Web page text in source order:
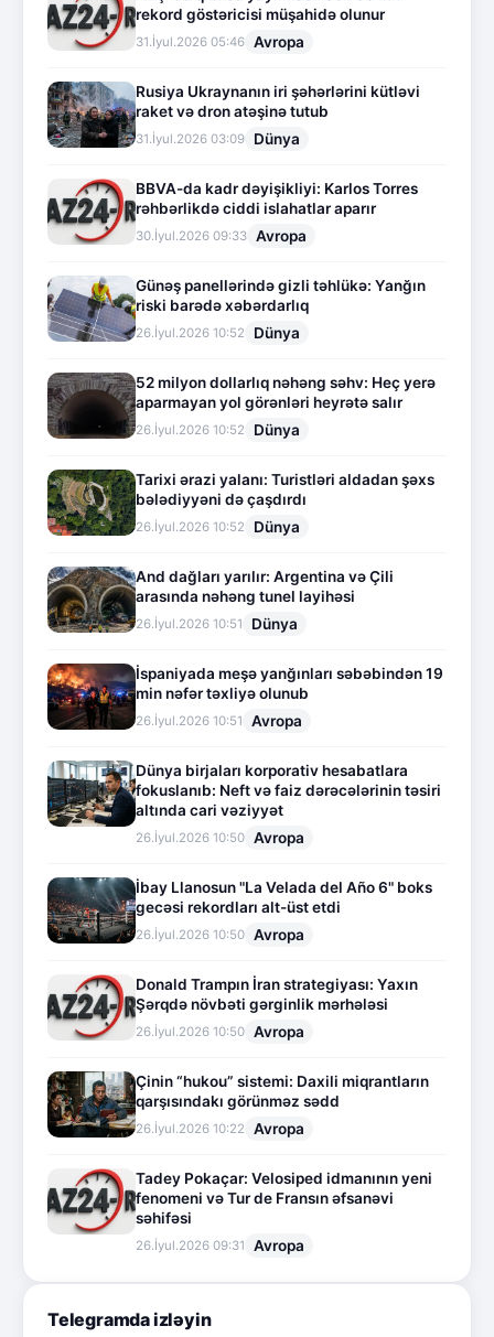
rekord göstəricisi müşahidə olunur
31.İyul.2026 05:46 Avropa
Rusiya Ukraynanın iri şəhərlərini kütləvi
raket və dron atəşinə tutub
31.İyul.2026 03:09 Dünya
BBVA-da kadr dəyişikliyi: Karlos Torres
rəhbərlikdə ciddi islahatlar aparır
30.İyul.2026 09:33 Avropa
Günəş panellərində gizli təhlükə: Yanğın
riski barədə xəbərdarlıq
26.İyul.2026 10:52 Dünya
52 milyon dollarlıq nəhəng səhv: Heç yerə
aparmayan yol görənləri heyrətə salır
26.İyul.2026 10:52 Dünya
Tarixi ərazi yalanı: Turistləri aldadan şəxs
bələdiyyəni də çaşdırdı
26.İyul.2026 10:52 Dünya
And dağları yarılır: Argentina və Çili
arasında nəhəng tunel layihəsi
26.İyul.2026 10:51 Dünya
İspaniyada meşə yanğınları səbəbindən 19
min nəfər təxliyə olunub
26.İyul.2026 10:51 Avropa
Dünya birjaları korporativ hesabatlara
fokuslanıb: Neft və faiz dərəcələrinin təsiri
altında cari vəziyyət
26.İyul.2026 10:50 Avropa
İbay Llanosun "La Velada del Año 6" boks
gecəsi rekordları alt-üst etdi
26.İyul.2026 10:50 Avropa
Donald Trampın İran strategiyası: Yaxın
Şərqdə növbəti gərginlik mərhələsi
26.İyul.2026 10:50 Avropa
Çinin “hukou” sistemi: Daxili miqrantların
qarşısındakı görünməz sədd
26.İyul.2026 10:22 Avropa
Tadey Pokaçar: Velosiped idmanının yeni
fenomeni və Tur de Fransın əfsanəvi
səhifəsi
26.İyul.2026 09:31 Avropa
Telegramda izləyin